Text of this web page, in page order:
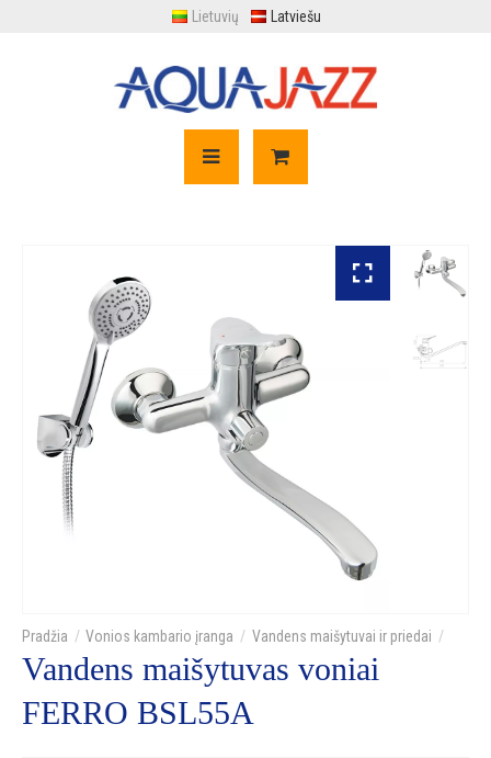
Lietuvių Latviešu
Vonios kambario įranga Vandens maišytuvai ir priedai
Vandens maišytuvas voniai
FERRO BSL55A